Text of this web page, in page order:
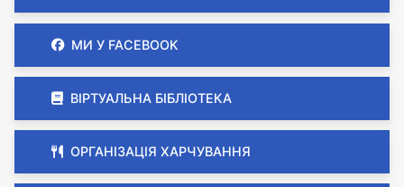
МИ У FACEBOOK
ВІРТУАЛЬНА БІБЛІОТЕКА
ОРГАНІЗАЦІЯ ХАРЧУВАННЯ